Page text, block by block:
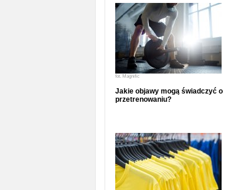
fot. Magnific
Jakie objawy mogą świadczyć o
przetrenowaniu?